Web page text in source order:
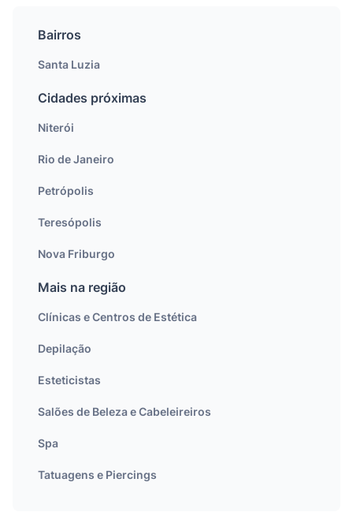
Bairros
Santa Luzia
Cidades próximas
Niterói
Rio de Janeiro
Petrópolis
Teresópolis
Nova Friburgo
Mais na região
Clínicas e Centros de Estética
Depilação
Esteticistas
Salões de Beleza e Cabeleireiros
Spa
Tatuagens e Piercings